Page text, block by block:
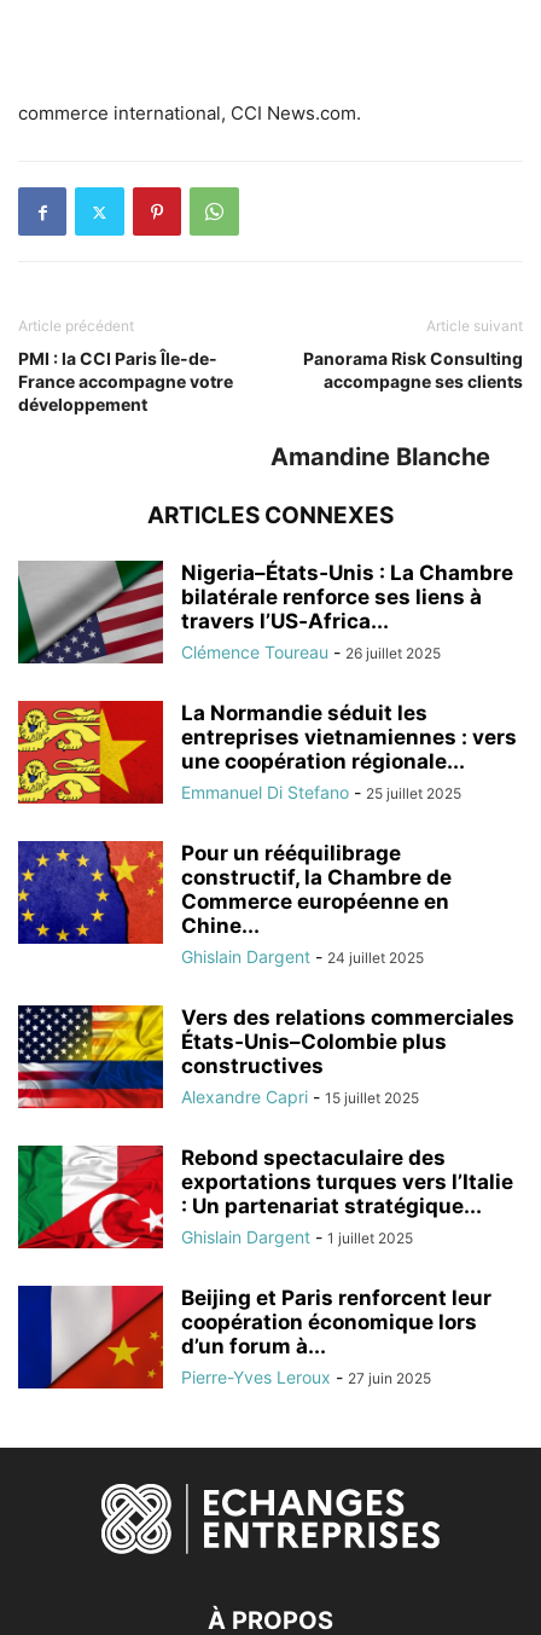
commerce international, CCI News.com.
Article précédent
PMI : la CCI Paris Île-de-
France accompagne votre
développement
Article suivant
Panorama Risk Consulting
accompagne ses clients
Amandine Blanche
ARTICLES CONNEXES
Nigeria–États‑Unis : La Chambre
bilatérale renforce ses liens à
travers l’US‑Africa...
Clémence Toureau - 26 juillet 2025
La Normandie séduit les
entreprises vietnamiennes : vers
une coopération régionale...
Emmanuel Di Stefano - 25 juillet 2025
Pour un rééquilibrage
constructif, la Chambre de
Commerce européenne en
Chine...
Ghislain Dargent - 24 juillet 2025
Vers des relations commerciales
États‑Unis–Colombie plus
constructives
Alexandre Capri - 15 juillet 2025
Rebond spectaculaire des
exportations turques vers l’Italie
: Un partenariat stratégique...
Ghislain Dargent - 1 juillet 2025
Beijing et Paris renforcent leur
coopération économique lors
d’un forum à...
Pierre-Yves Leroux - 27 juin 2025
À PROPOS